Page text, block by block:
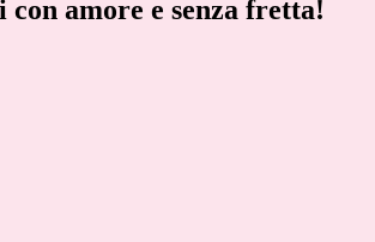
con amore e senza fretta!